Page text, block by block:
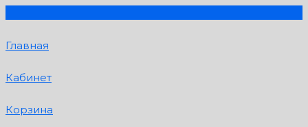
Главная
Кабинет
Корзина